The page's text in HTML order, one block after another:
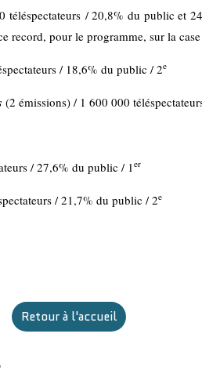
téléspectateurs / 20,8% du public et
record, pour le programme, sur la
/ 18,6% du public / 2e
(2 émissions) / 1 600 000
/ 27,6% du public / 1er
/ 21,7% du public / 2e
Retour à l'accueil